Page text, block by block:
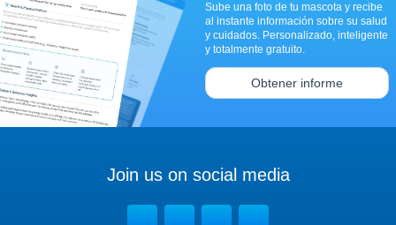
Sube una foto de tu mascota y recibe
al instante información sobre su salud
y cuidados. Personalizado, inteligente
y totalmente gratuito.
Obtener informe
Join us on social media